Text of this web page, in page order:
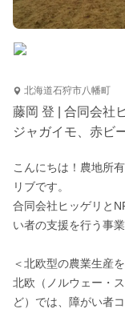
北海道石狩市八幡町
藤岡 登 | 合同会社
ジャガイモ、赤ビ
こんにちは！農地所
リブです。
合同会社ヒッゲリと
い者の支援を行う事
＜北欧型の農業生産
北欧（ノルウェー・
ど）では、障がい者